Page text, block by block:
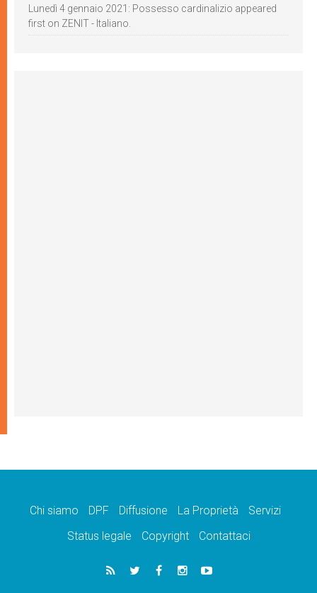
Lunedì 4 gennaio 2021: Possesso cardinalizio appeared
first on ZENIT - Italiano.
Chi siamo DPF Diffusione La Proprietà
Servizi
Status legale
Copyright Contattaci